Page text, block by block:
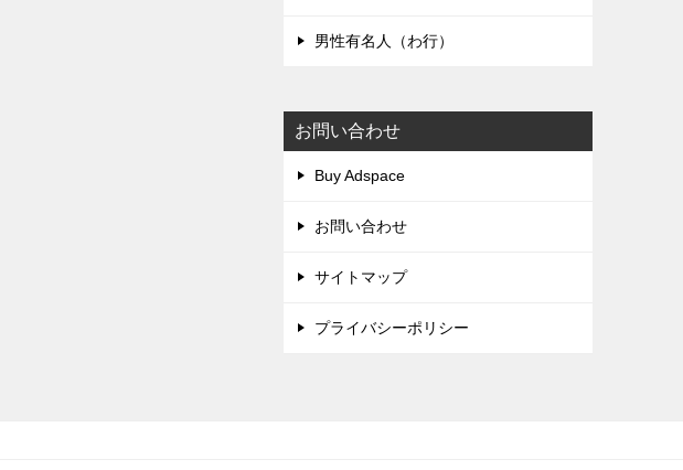
男性有名人（わ行）
お問い合わせ
Buy Adspace
お問い合わせ
サイトマップ
プライバシーポリシー